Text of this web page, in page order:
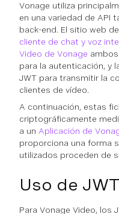
Vonage utiliza
en una variedad de API
back-end. El sitio web
cliente de chat y voz
Video de Vonage
para la autenticación, y
JWT para transmitir la
clientes de vídeo.
A continuación, estas
criptográficamente
a un Aplicación de
proporciona una forma
utilizados proceden de
Uso de JWT
Para Vonage Video, los